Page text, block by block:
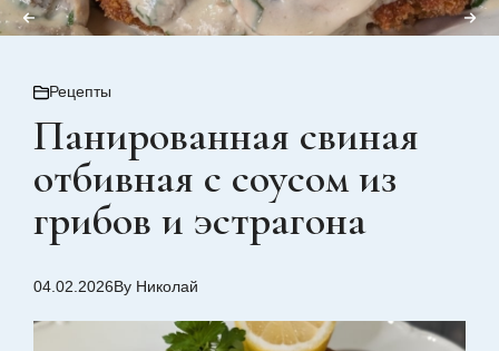
Рецепты
Панированная свиная
отбивная с соусом из
грибов и эстрагона
04.02.2026By Николай